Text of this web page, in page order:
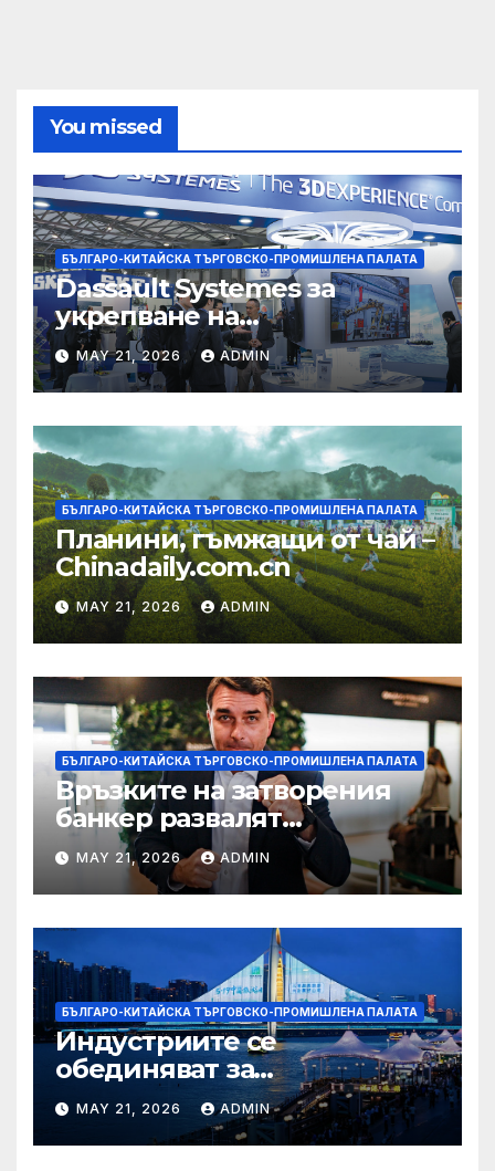
You missed
БЪЛГАРО-КИТАЙСКА ТЪРГОВСКО-ПРОМИШЛЕНА ПАЛАТА
Dassault Systemes за
укрепване на
изграждането на AI
екосистема в Китай
MAY 21, 2026 ADMIN
БЪЛГАРО-КИТАЙСКА ТЪРГОВСКО-ПРОМИШЛЕНА ПАЛАТА
Планини, гъмжащи от чай –
Chinadaily.com.cn
MAY 21, 2026 ADMIN
БЪЛГАРО-КИТАЙСКА ТЪРГОВСКО-ПРОМИШЛЕНА ПАЛАТА
Връзките на затворения
банкер развалят
надеждите на Флавио
Болсонаро за президент на
Бразилия
MAY 21, 2026 ADMIN
БЪЛГАРО-КИТАЙСКА ТЪРГОВСКО-ПРОМИШЛЕНА ПАЛАТА
Индустриите се
обединяват за
висококачествен растеж на
културния и
туристическия сектор
MAY 21, 2026 ADMIN